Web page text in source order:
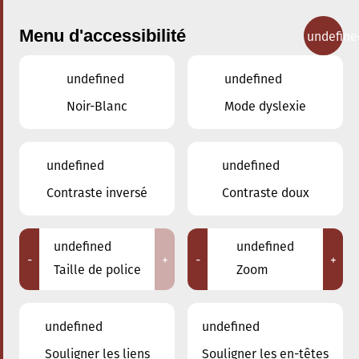
Concerts
Adresse
Menu d'accessibilité
undefined
Noir-Blanc
undefined
Mode dyslexie
undefined
Contraste inversé
undefined
Contraste doux
-
undefined
Taille de police
+ -
undefined
Zoom
+
undefined
Souligner les liens
undefined
Souligner les en-têtes